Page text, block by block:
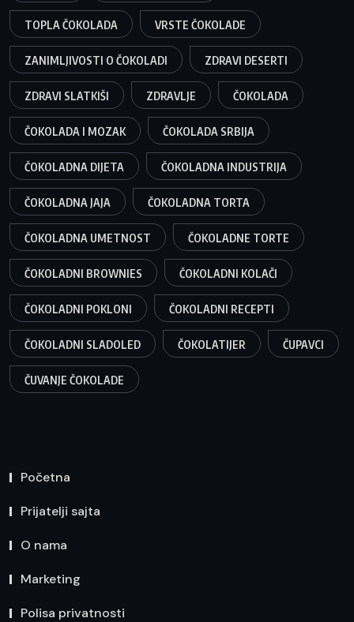
TOPLA ČOKOLADA VRSTE ČOKOLADE
ZANIMLJIVOSTI O ČOKOLADI ZDRAVI DESERTI
ZDRAVI SLATKIŠI ZDRAVLJE ČOKOLADA
ČOKOLADA I MOZAK ČOKOLADA SRBIJA
ČOKOLADNA DIJETA ČOKOLADNA INDUSTRIJA
ČOKOLADNA JAJA ČOKOLADNA TORTA
ČOKOLADNA UMETNOST ČOKOLADNE TORTE
ČOKOLADNI BROWNIES ČOKOLADNI KOLAČI
ČOKOLADNI POKLONI ČOKOLADNI RECEPTI
ČOKOLADNI SLADOLED ČOKOLATIJER ČUPAVCI
ČUVANJE ČOKOLADE
Početna
Prijatelji sajta
O nama
Marketing
Polisa privatnosti